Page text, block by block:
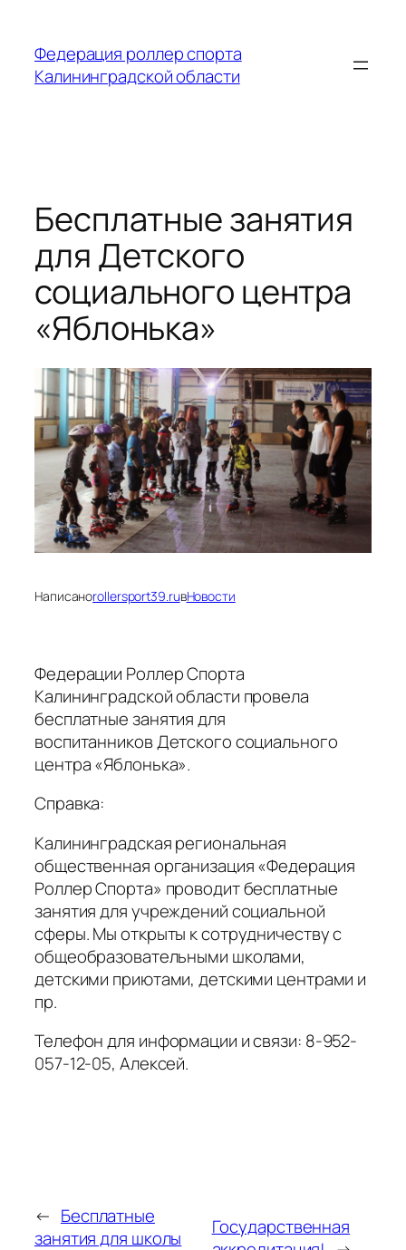
содержимому
Федерация роллер спорта
Калининградской области
Бесплатные занятия
для Детского
социального центра
«Яблонька»
Написаноrollersport39.ruвНовости
Федерации Роллер Спорта
Калининградской области провела
бесплатные занятия для
воспитанников Детского социального
центра «Яблонька».
Справка:
Калининградская региональная
общественная организация «Федерация
Роллер Спорта» проводит бесплатные
занятия для учреждений социальной
сферы. Мы открыты к сотрудничеству с
общеобразовательными школами,
детскими приютами, детскими центрами и
пр.
Телефон для информации и связи: 8-952-
057-12-05, Алексей.
← Бесплатные
занятия для школы
Государственная